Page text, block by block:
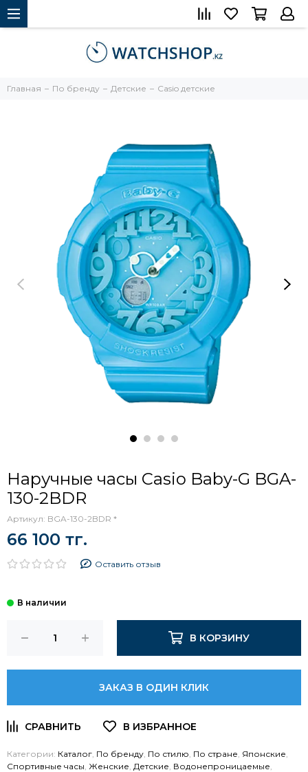
Главная По бренду Детские Сasio детские
Наручные часы Casio Baby-G BGA-
130-2BDR
Артикул: BGA-130-2BDR *
66 100 тг.
Оставить отзыв
В КОРЗИНУ
ЗАКАЗ В ОДИН КЛИК
Категории: Каталог По бренду По стилю По стране Японские
Спортивные часы Женские Детские Водонепроницаемые